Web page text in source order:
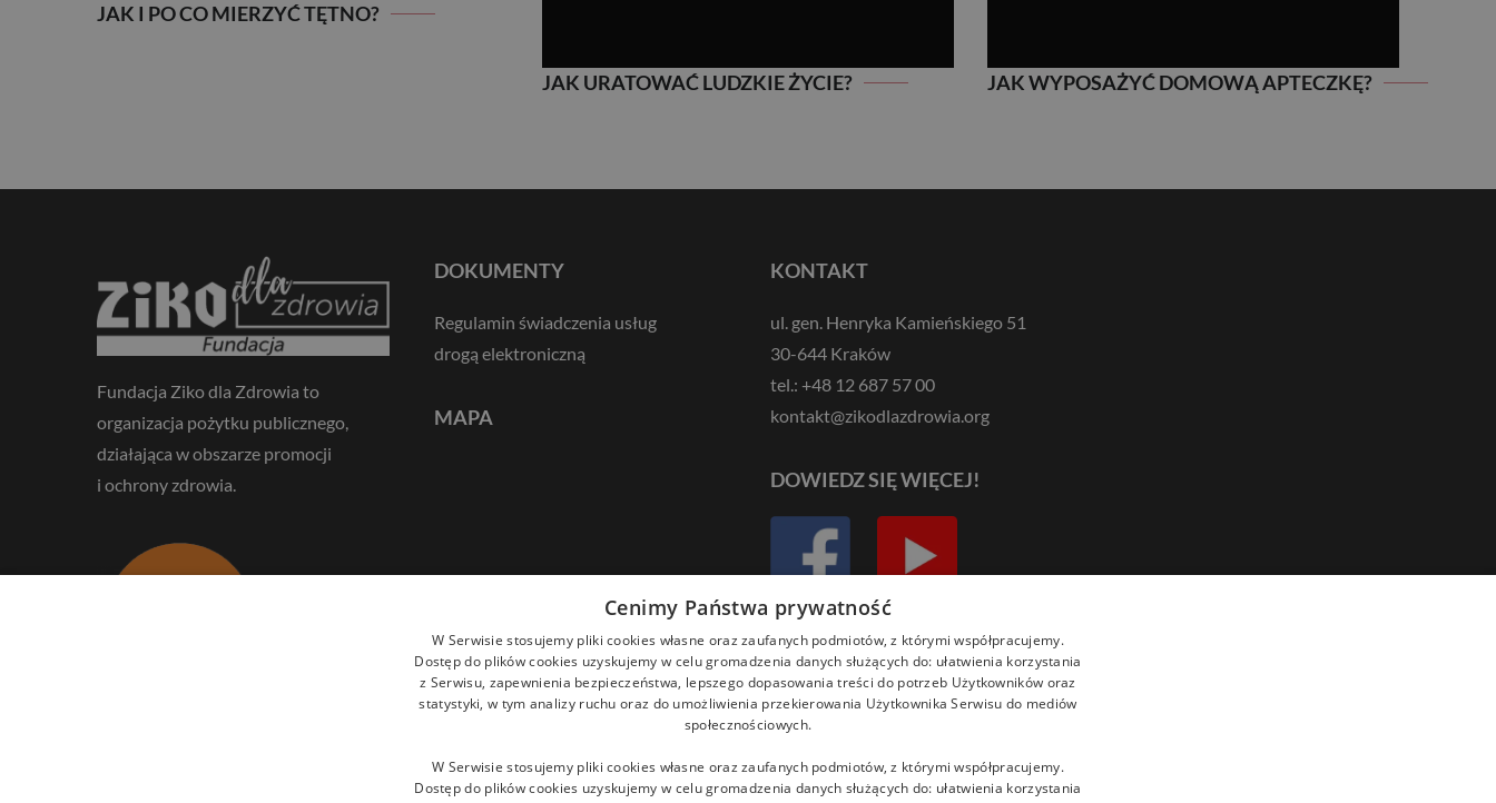
JAK I PO CO MIERZYĆ TĘTNO?
JAK URATOWAĆ LUDZKIE ŻYCIE? JAK WYPOSAŻYĆ DOMOWĄ APTECZKĘ?
Fundacja Ziko dla Zdrowia to
organizacja pożytku publicznego,
działająca w obszarze promocji
i ochrony zdrowia.
DOKUMENTY
Regulamin świadczenia usług
drogą elektroniczną
MAPA
KONTAKT
ul. gen. Henryka Kamieńskiego 51
30-644 Kraków
tel.: +48 12 687 57 00
kontakt@zikodlazdrowia.org
DOWIEDZ SIĘ WIĘCEJ!
Cenimy Państwa prywatność
W Serwisie stosujemy pliki cookies własne oraz zaufanych podmiotów, z którymi współpracujemy.
Dostęp do plików cookies uzyskujemy w celu gromadzenia danych służących do: ułatwienia korzystania
z Serwisu, zapewnienia bezpieczeństwa, lepszego dopasowania treści do potrzeb Użytkowników oraz
statystyki, w tym analizy ruchu oraz do umożliwienia przekierowania Użytkownika Serwisu do mediów
społecznościowych.
W Serwisie stosujemy pliki cookies własne oraz zaufanych podmiotów, z którymi współpracujemy.
Dostęp do plików cookies uzyskujemy w celu gromadzenia danych służących do: ułatwienia korzystania